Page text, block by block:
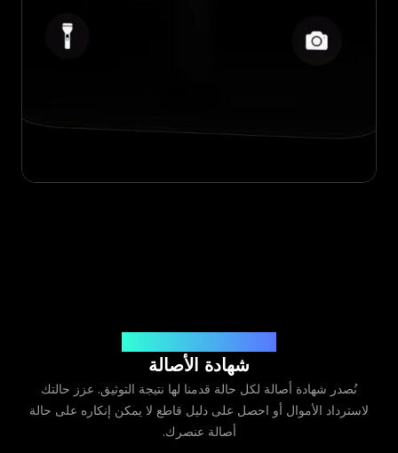
شهادة الأصالة
نُصدر شهادة أصالة لكل حالة قدمنا لها نتيجة التوثيق. عزز حالتك
لاسترداد الأموال أو احصل على دليل قاطع لا يمكن إنكاره على حالة
أصالة عنصرك.